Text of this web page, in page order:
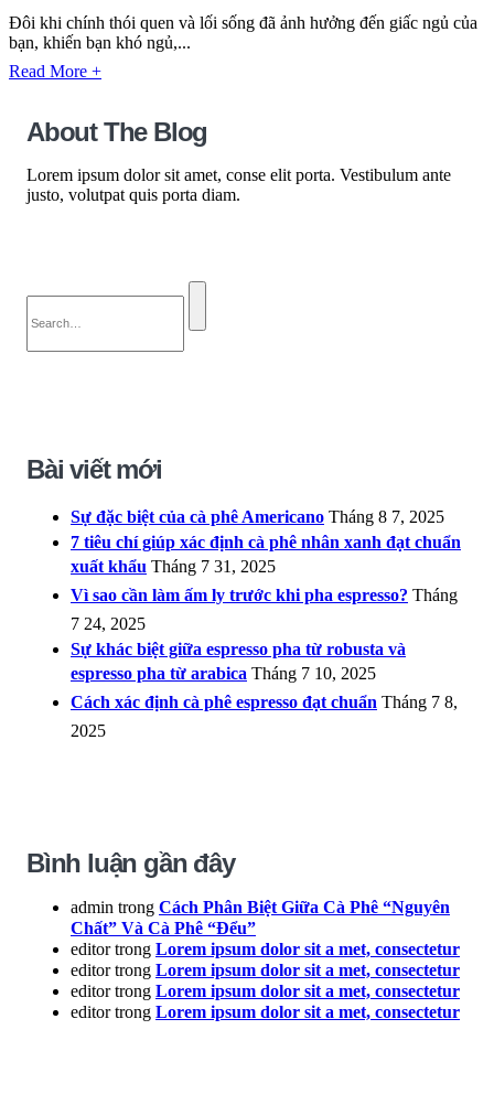
Đôi khi chính thói quen và lối sống đã ảnh hưởng đến giấc ngủ của
bạn, khiến bạn khó ngủ,...
Read More +
About The Blog
Lorem ipsum dolor sit amet, conse elit porta. Vestibulum ante
justo, volutpat quis porta diam.
Bài viết mới
Sự đặc biệt của cà phê Americano Tháng 8 7, 2025
7 tiêu chí giúp xác định cà phê nhân xanh đạt chuẩn
xuất khẩu Tháng 7 31, 2025
Vì sao cần làm ấm ly trước khi pha espresso? Tháng
7 24, 2025
Sự khác biệt giữa espresso pha từ robusta và
espresso pha từ arabica Tháng 7 10, 2025
Cách xác định cà phê espresso đạt chuẩn Tháng 7 8,
2025
Bình luận gần đây
admin trong Cách Phân Biệt Giữa Cà Phê “Nguyên
Chất” Và Cà Phê “Đểu”
editortrong Lorem ipsum dolor sit a met, consectetur
editortrong Lorem ipsum dolor sit a met, consectetur
editortrong Lorem ipsum dolor sit a met, consectetur
editortrong Lorem ipsum dolor sit a met, consectetur